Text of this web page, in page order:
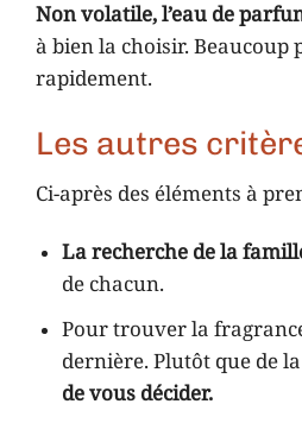
Non volatile, l’eau de
à bien la choisir. Beaucoup
rapidement.
Les autres
Ci-après des éléments à
La recherche de la
de chacun.
Pour trouver la
dernière. Plutôt que de
de vous décider.